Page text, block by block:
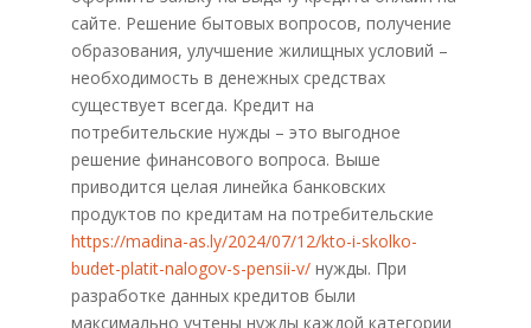
сайте. Решение бытовых вопросов, получение
образования, улучшение жилищных условий –
необходимость в денежных средствах
существует всегда. Кредит на
потребительские нужды – это выгодное
решение финансового вопроса. Выше
приводится целая линейка банковских
продуктов по кредитам на потребительские
https://madina-as.ly/2024/07/12/kto-i-skolko-
budet-platit-nalogov-s-pensii-v/нужды. При
разработке данных кредитов были
максимально учтены нужды каждой категории